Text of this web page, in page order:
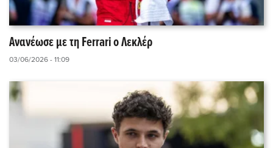
Ανανέωσε με τη Ferrari o Λεκλέρ
03/06/2026 - 11:09